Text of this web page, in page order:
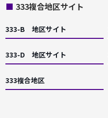
■ 333複合地区サイト
333-B 地区サイト
333-D 地区サイト
333複合地区